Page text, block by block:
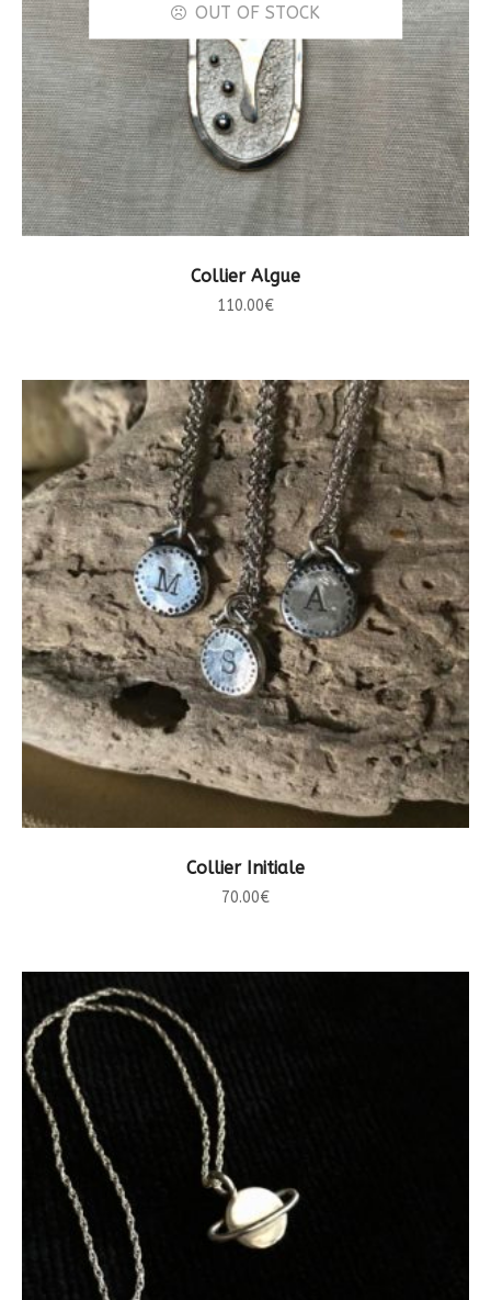
OUT OF STOCK
LIRE LA SUITE
Collier Algue
110.00€
CHOIX DES OPTIONS
Collier Initiale
70.00€